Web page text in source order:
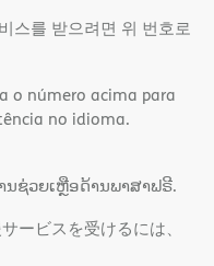
스를 받으려면 위 번호로
o número acima para
no idioma.
ນຊ່ວຍເຫຼືອດ້ານພາສາຟຣີ.
ービスを受けるには、